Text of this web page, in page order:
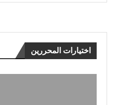
اختيارات المحررين